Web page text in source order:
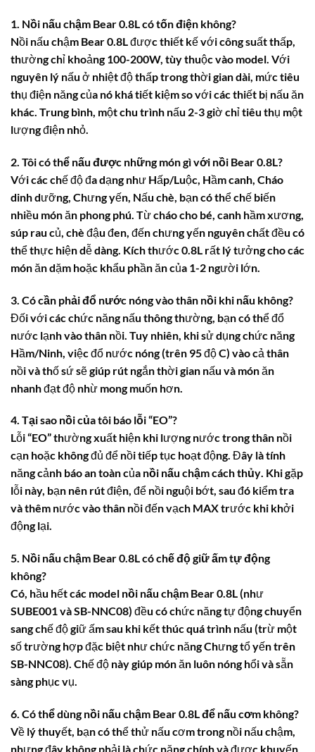
1. Nồi nấu chậm Bear 0.8L có tốn điện không?
Nồi nấu chậm Bear 0.8L được thiết kế với công suất thấp,
thường chỉ khoảng 100-200W, tùy thuộc vào model. Với
nguyên lý nấu ở nhiệt độ thấp trong thời gian dài, mức tiêu
thụ điện năng của nó khá tiết kiệm so với các thiết bị nấu ăn
khác. Trung bình, một chu trình nấu 2-3 giờ chỉ tiêu thụ một
lượng điện nhỏ.
2. Tôi có thể nấu được những món gì với nồi Bear 0.8L?
Với các chế độ đa dạng như Hấp/Luộc, Hầm canh, Cháo
dinh dưỡng, Chưng yến, Nấu chè, bạn có thể chế biến
nhiều món ăn phong phú. Từ cháo cho bé, canh hầm xương,
súp rau củ, chè đậu đen, đến chưng yến nguyên chất đều có
thể thực hiện dễ dàng. Kích thước 0.8L rất lý tưởng cho các
món ăn dặm hoặc khẩu phần ăn của 1-2 người lớn.
3. Có cần phải đổ nước nóng vào thân nồi khi nấu không?
Đối với các chức năng nấu thông thường, bạn có thể đổ
nước lạnh vào thân nồi. Tuy nhiên, khi sử dụng chức năng
Hầm/Ninh, việc đổ nước nóng (trên 95 độ C) vào cả thân
nồi và thố sứ sẽ giúp rút ngắn thời gian nấu và món ăn
nhanh đạt độ nhừ mong muốn hơn.
4. Tại sao nồi của tôi báo lỗi “EO”?
Lỗi “EO” thường xuất hiện khi lượng nước trong thân nồi
cạn hoặc không đủ để nồi tiếp tục hoạt động. Đây là tính
năng cảnh báo an toàn của nồi nấu chậm cách thủy. Khi gặp
lỗi này, bạn nên rút điện, để nồi nguội bớt, sau đó kiểm tra
và thêm nước vào thân nồi đến vạch MAX trước khi khởi
động lại.
5. Nồi nấu chậm Bear 0.8L có chế độ giữ ấm tự động
không?
Có, hầu hết các model nồi nấu chậm Bear 0.8L(như
SUBE001 và SB-NNC08) đều có chức năng tự động chuyển
sang chế độ giữ ấm sau khi kết thúc quá trình nấu (trừ một
số trường hợp đặc biệt như chức năng Chưng tổ yến trên
SB-NNC08). Chế độ này giúp món ăn luôn nóng hổi và sẵn
sàng phục vụ.
6. Có thể dùng nồi nấu chậm Bear 0.8L để nấu cơm không?
Về lý thuyết, bạn có thể thử nấu cơm trong nồi nấu chậm,
nhưng đây không phải là chức năng chính và được khuyến